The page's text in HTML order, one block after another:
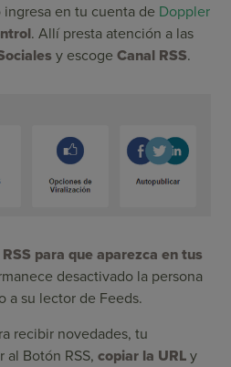
ingresa en tu cuenta de Doppler
. Allí presta atención a las
y escogeCanal RSS.
para que aparezca en tus
desactivado la persona
a su lector de Feeds.
recibir novedades, tu
al Botón RSS,copiar la URL y